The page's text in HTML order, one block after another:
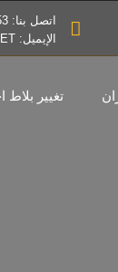
اتصل بنا: 0545791353
الإيميل: INFO@THEBESTDESIGNER.NET
تغيير